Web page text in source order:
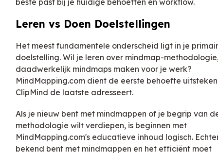
Leren vs Doen Doelstellingen
Het meest fundamentele onderscheid ligt in je
doelstelling. Wil je leren over mindmap-
daadwerkelijk mindmaps maken voor je werk?
MindMapping.com dient de eerste behoefte
ClipMind de laatste adresseert.
Als je nieuw bent met mindmappen of je begrip van
methodologie wilt verdiepen, is beginnen met
MindMapping.com's educatieve inhoud logisch.
bekend bent met mindmappen en het efficiënt moet